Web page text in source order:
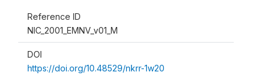
Reference ID
NIC_2001_EMNV_v01_M
DOI
https://doi.org/10.48529/nkrr-1w20